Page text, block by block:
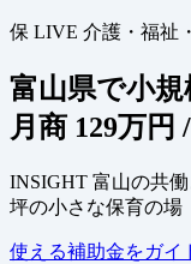
保 LIVE 介護・福祉
富山県で小規
月商 129万円
INSIGHT 富山の共
坪の小さな保育の場
使える補助金をガイ